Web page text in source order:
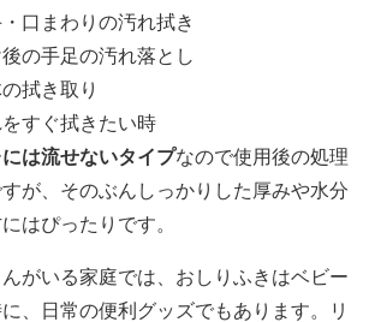
口まわりの汚れ拭き
の手足の汚れ落とし
拭き取り
すぐ拭きたい時
には流せないタイプなので使用後の処理
が、そのぶんしっかりした厚みや水分
はぴったりです。
がいる家庭では、おしりふきはベビー
、日常の便利グッズでもあります。リ